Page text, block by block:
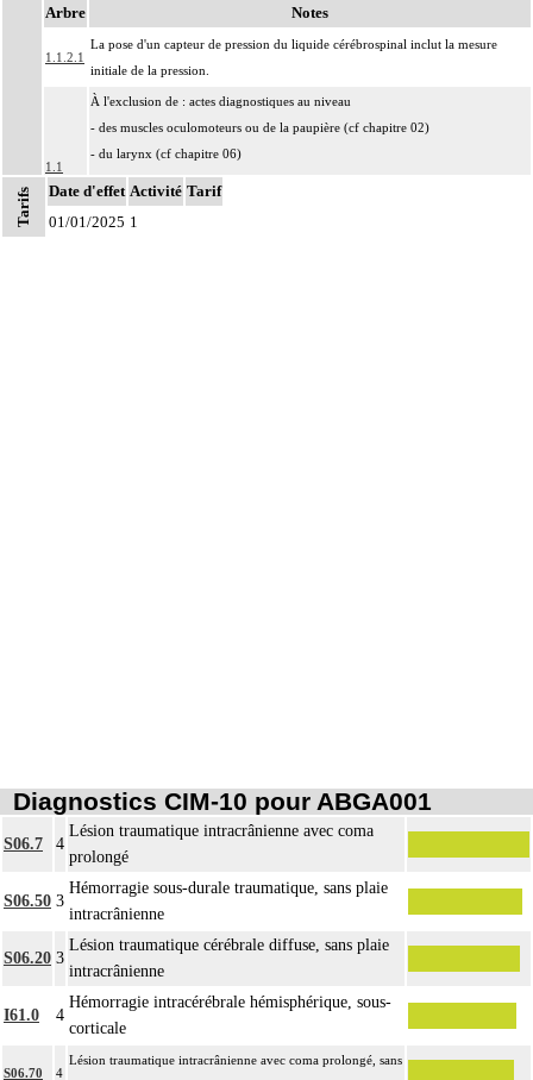
Notes
Arbre Notes
1.1.2.1
La pose d'un capteur de pression du liquide cérébrospinal inclut la mesure
initiale de la pression.
1.1
À l'exclusion de : actes diagnostiques au niveau
- des muscles oculomoteurs ou de la paupière (cf chapitre 02)
- du larynx (cf chapitre 06)
- du périnée (cf chapitre 08)
- des muscles ptérygoïdiens (cf chapitre 11)
- du diaphragme (cf chapitre 12)
Tarifs Date d'effet Activité Tarif
01/01/2025 1
Diagnostics CIM-10 pour ABGA001
S06.7 4
Lésion traumatique intracrânienne avec coma
prolongé
S06.50 3
Hémorragie sous-durale traumatique, sans plaie
intracrânienne
S06.20 3
Lésion traumatique cérébrale diffuse, sans plaie
intracrânienne
I61.0 4
Hémorragie intracérébrale hémisphérique, sous-
corticale
S06.70 4
Lésion traumatique intracrânienne avec coma prolongé, sans